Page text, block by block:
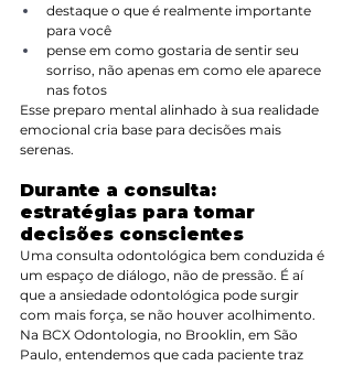
destaque o que é realmente importante
para você
pense em como gostaria de sentir seu
sorriso, não apenas em como ele aparece
nas fotos
Esse preparo mental alinhado à sua realidade
emocional cria base para decisões mais
serenas.
Durante a consulta:
estratégias para tomar
decisões conscientes
Uma consulta odontológica bem conduzida é
um espaço de diálogo, não de pressão. É aí
que a ansiedade odontológica pode surgir
com mais força, se não houver acolhimento.
Na BCX Odontologia, no Brooklin, em São
Paulo, entendemos que cada paciente traz